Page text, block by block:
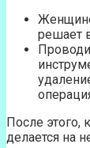
решает
После этого,
делается на